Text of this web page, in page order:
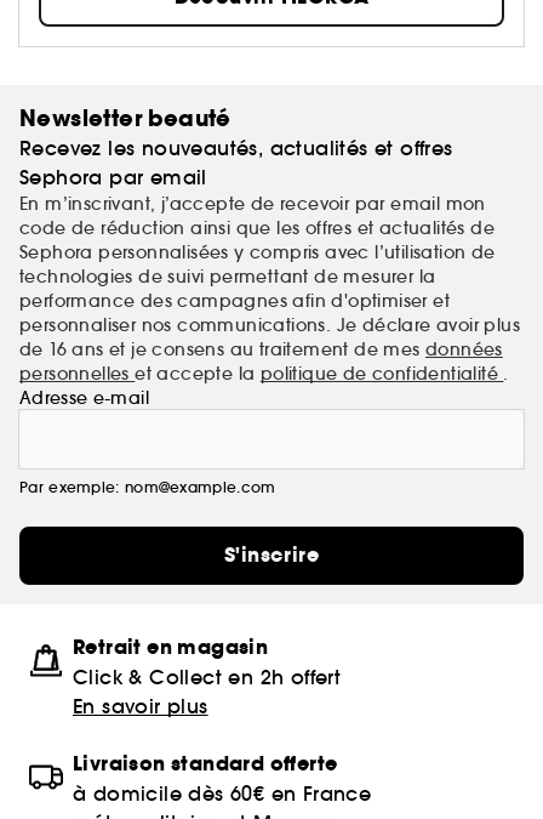
l’expertise du Laboratoire...
Newsletter beauté
Recevez les nouveautés, actualités et offres
Sephora par email
En m’inscrivant, j’accepte de recevoir par email mon
code de réduction ainsi que les offres et actualités de
Sephora personnalisées y compris avec l’utilisation de
technologies de suivi permettant de mesurer la
performance des campagnes afin d'optimiser et
personnaliser nos communications. Je déclare avoir plus
de 16 ans et je consens au traitement de mes données
personnelleset accepte la politique de confidentialité .
Adresse e-mail
Par exemple: nom@example.com
S'inscrire
Retrait en magasin
Click & Collect en 2h offert
En savoir plus
Livraison standard offerte
à domicile dès 60€ en France